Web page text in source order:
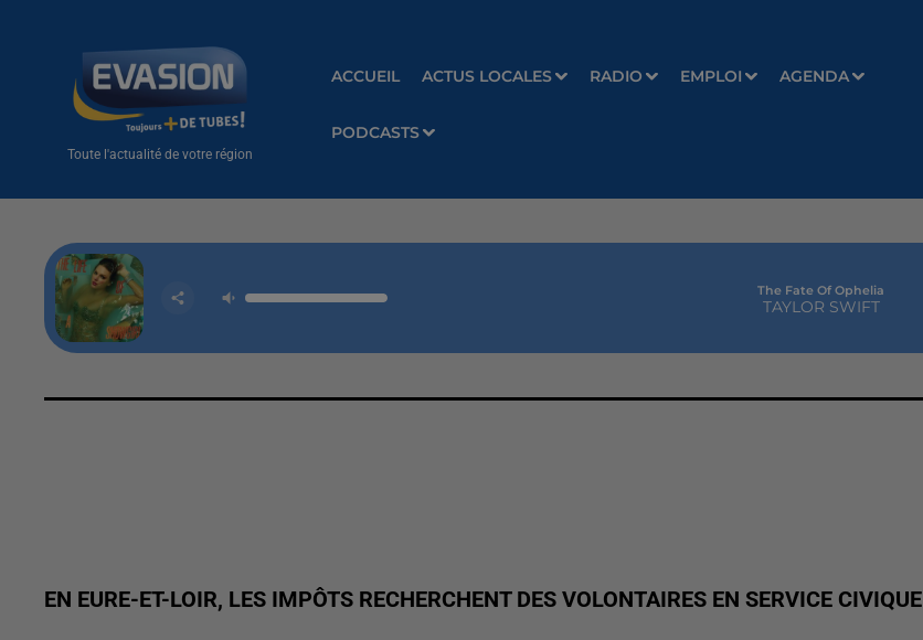
Toute l'actualité de votre région
ACCUEIL ACTUS LOCALES RADIO EMPLOI AGENDA
PODCASTS
The Fate Of Ophelia
TAYLOR SWIFT
EN EURE-ET-LOIR, LES IMPÔTS RECHERCHENT DES VOLONTAIRES EN SERVICE CIVIQUE